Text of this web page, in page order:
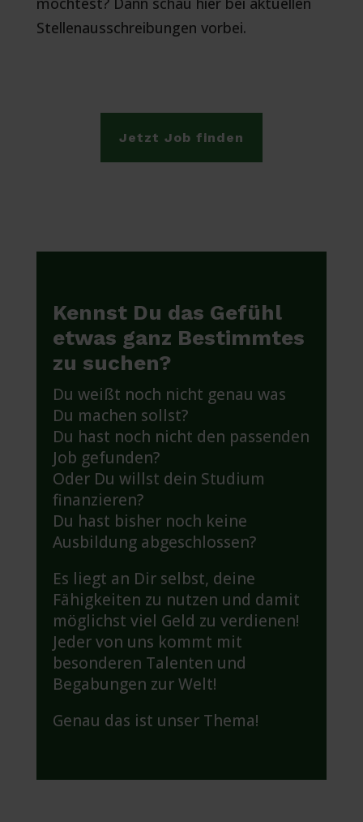
Stellenausschreibungen vorbei.
Jetzt Job finden
Kennst Du das Gefühl
etwas ganz Bestimmtes
zu suchen?
Du weißt noch nicht genau was
Du machen sollst?
Du hast noch nicht den passenden
Job gefunden?
Oder Du willst dein Studium
finanzieren?
Du hast bisher noch keine
Ausbildung abgeschlossen?
Es liegt an Dir selbst, deine
Fähigkeiten zu nutzen und damit
möglichst viel Geld zu verdienen!
Jeder von uns kommt mit
besonderen Talenten und
Begabungen zur Welt!
Genau das ist unser Thema!